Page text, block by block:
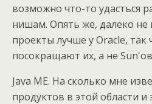
возможно что-то удасться
нишам. Опять же, далеко не
проекты лучше у Oracle,
посокращают их, а не
Java ME. На сколько мне
продуктов в этой области и